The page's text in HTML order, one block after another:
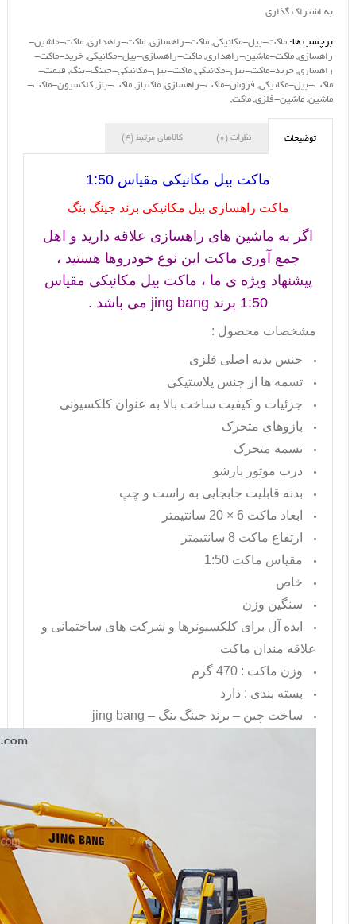
به اشتراک گذاری
برچسب ها: ماکت-بیل-مکانیکی, ماکت-راهسازی, ماکت-راهداری, ماکت-ماشین-
راهسازی, ماکت-ماشین-راهداری, ماکت-راهسازی-بیل-مکانیکی, خرید-ماکت-
راهسازی, خرید-ماکت-بیل-مکانیکی, ماکت-بیل-مکانیکی-جینگ-بنگ, قیمت-
ماکت-بیل-مکانیکی, فروش-ماکت-راهسازی, ماکتباز , ماکت-باز , کلکسیون-ماکت-
ماشین, ماشین-فلزی, ماکت,
توضیحات نظرات (0) کالاهای مرتبط (4)
ماکت بیل مکانیکی مقیاس 1:50
ماکت راهسازی بیل مکانیکی برند جینگ بنگ
اگر به ماشین های راهسازی علاقه دارید و اهل
جمع آوری ماکت این نوع خودروها هستید ،
پیشنهاد ویژه ی ما ، ماکت بیل مکانیکی مقیاس
1:50 برند
jing bang می باشد .
مشخصات محصول :
جنس بدنه اصلی فلزی
تسمه ها از جنس پلاستیکی
جزئیات و کیفیت ساخت بالا به عنوان کلکسیونی
بازوهای متحرک
تسمه متحرک
درب موتور بازشو
بدنه قابلیت جابجایی به راست و چپ
ابعاد ماکت 6 × 20 سانتیمتر
ارتفاع ماکت 8 سانتیمتر
مقیاس ماکت 1:50
خاص
سنگین وزن
ایده آل برای کلکسیونرها و شرکت های ساختمانی و
علاقه مندان ماکت
وزن ماکت : 470 گرم
بسته بندی : دارد
ساخت چین – برند جینگ بنگ – jing bang